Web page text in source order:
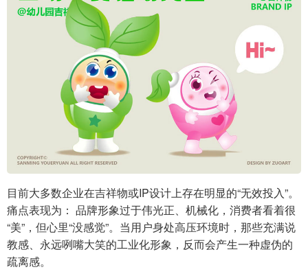
目前大多数企业在吉祥物或IP设计上存在明显的“无效投入”。
痛点表现为： 品牌形象过于伟光正、机械化，消费者看着很
“美”，但心里“没感觉”。当用户身处高压环境时，那些充满说
教感、永远咧嘴大笑的工业化形象，反而会产生一种虚伪的
疏离感。